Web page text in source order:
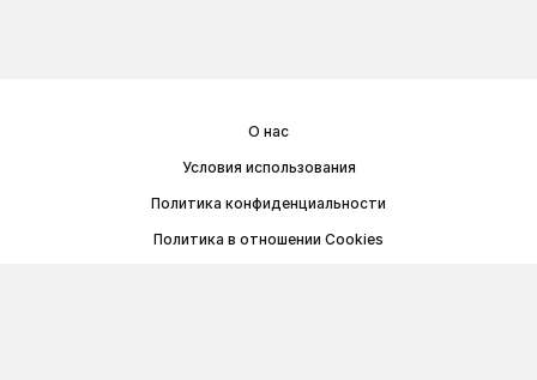
О нас
Условия использования
Политика конфиденциальности
Политика в отношении Cookies